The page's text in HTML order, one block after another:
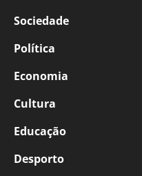
Sociedade
Política
Economia
Cultura
Educação
Desporto